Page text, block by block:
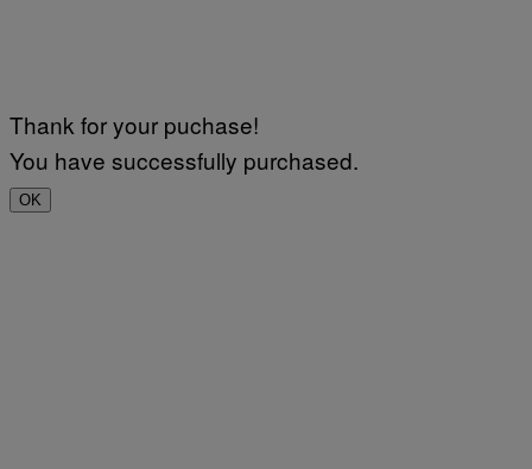
Thank for your puchase!
You have successfully purchased.
OK